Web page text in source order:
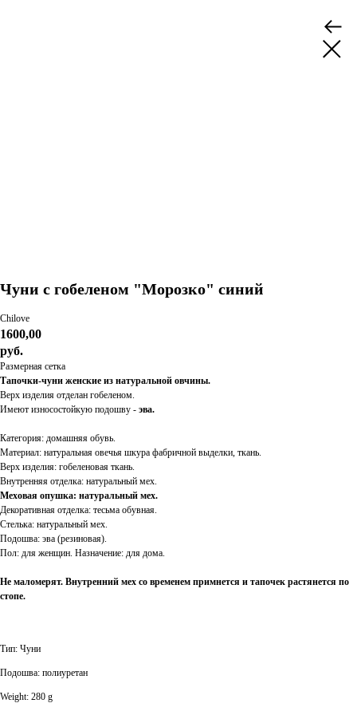
Чуни с гобеленом "Морозко" синий
Chilove
1600,00
руб.
Размерная сетка
Тапочки-чуни женские из натуральной овчины.
Верх изделия отделан гобеленом.
Имеют износостойкую подошву - эва.
Категория: домашняя обувь.
Материал: натуральная овечья шкура фабричной выделки, ткань.
Верх изделия: гобеленовая ткань.
Внутренняя отделка: натуральный мех.
Меховая опушка: натуральный мех.
Декоративная отделка: тесьма обувная.
Стелька: натуральный мех.
Подошва: эва (резиновая).
Пол: для женщин. Назначение: для дома.
Не маломерят. Внутренний мех со временем примнется и тапочек растянется по
стопе.
Тип: Чуни
Подошва: полиуретан
Weight: 280 g